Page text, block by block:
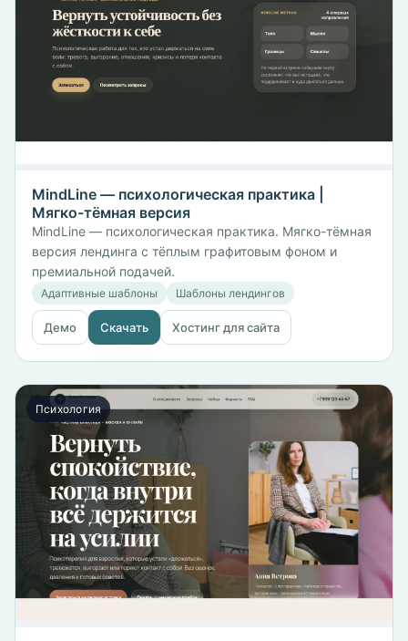
MindLine — психологическая практика |
Мягко-тёмная версия
MindLine — психологическая практика. Мягко-тёмная
версия лендинга с тёплым графитовым фоном и
премиальной подачей.
Адаптивные шаблоны Шаблоны лендингов
Демо Скачать Хостинг для сайта
Психология